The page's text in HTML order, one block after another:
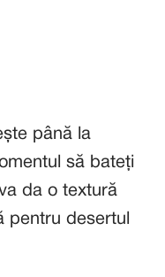
până la
să bateți
da o textură
pentru desertul